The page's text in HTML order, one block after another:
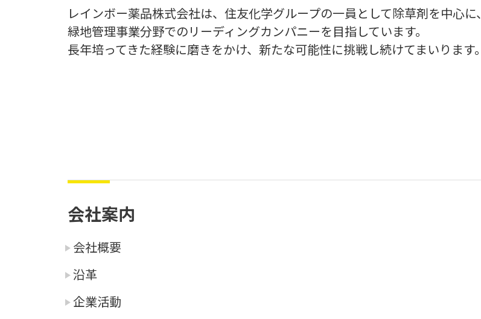
レインボー薬品株式会社は、住友化学グループの一員として除草剤を中心に、
緑地管理事業分野でのリーディングカンパニーを目指しています。
長年培ってきた経験に磨きをかけ、新たな可能性に挑戦し続けてまいります。
会社案内
会社概要
沿革
企業活動